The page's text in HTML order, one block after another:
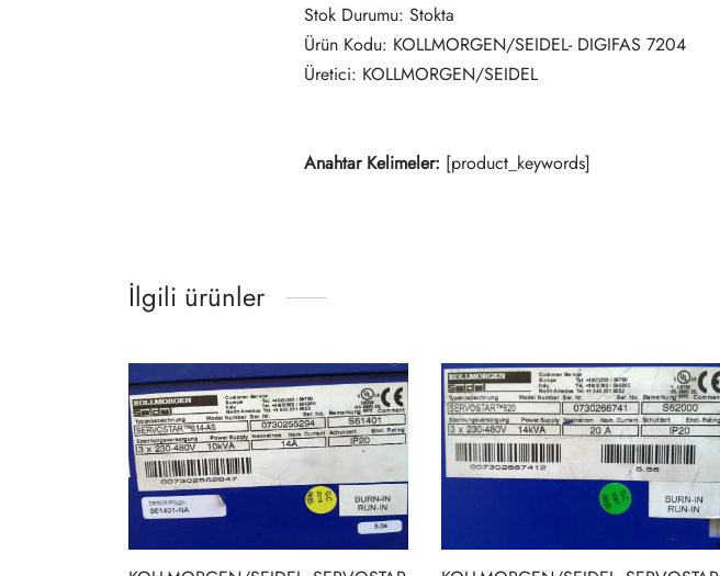
Stok Durumu: Stokta
Ürün Kodu: KOLLMORGEN/SEIDEL- DIGIFAS 7204
Üretici: KOLLMORGEN/SEIDEL
Anahtar Kelimeler: [product_keywords]
İlgili ürünler